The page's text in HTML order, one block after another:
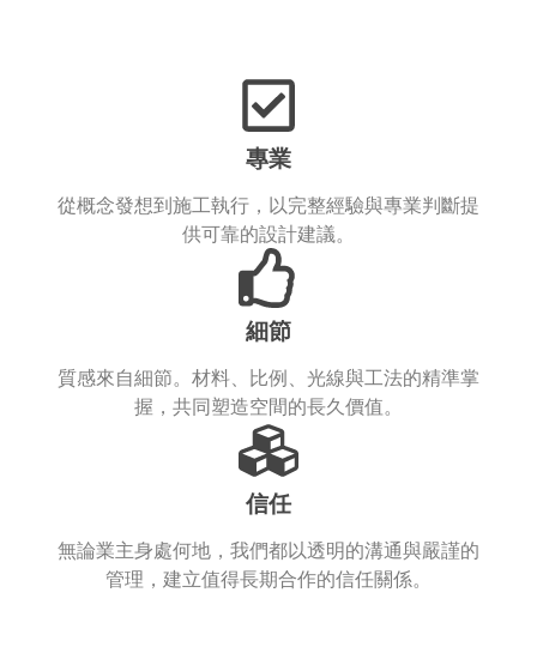
專業
從概念發想到施工執行，以完整經驗與專業判斷提
供可靠的設計建議。
細節
質感來自細節。材料、比例、光線與工法的精準掌
握，共同塑造空間的長久價值。
信任
無論業主身處何地，我們都以透明的溝通與嚴謹的
管理，建立值得長期合作的信任關係。